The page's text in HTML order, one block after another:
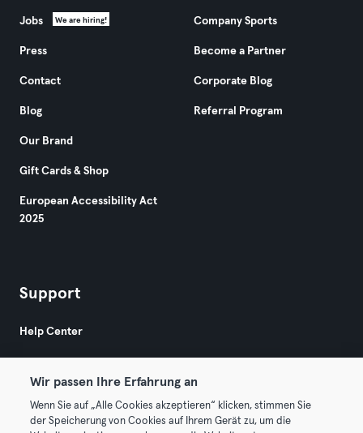
Jobs We are hiring!
Press
Contact
Blog
Our Brand
Gift Cards & Shop
European Accessibility Act
2025
Company Sports
Become a Partner
Corporate Blog
Referral Program
Support
Help Center
Wir passen Ihre Erfahrung an
Wenn Sie auf „Alle Cookies akzeptieren“ klicken, stimmen Sie
der Speicherung von Cookies auf Ihrem Gerät zu, um die